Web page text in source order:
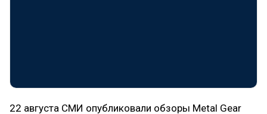
22 августа СМИ опубликовали обзоры Metal Gear